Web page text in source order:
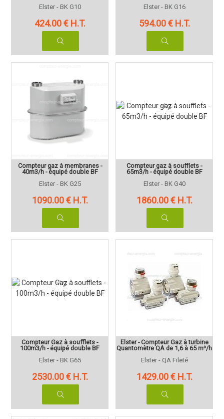
Elster - BK G10
424.00 € H.T.
Elster - BK G16
594.00 € H.T.
Compteur gaz à membranes -
40m3/h - équipé double BF
Elster - BK G25
1090.00 € H.T.
Compteur gaz à soufflets -
65m3/h - équipé double BF
Elster - BK G40
1860.00 € H.T.
Compteur Gaz à soufflets -
100m3/h - équipé double BF
Elster - BK G65
2530.00 € H.T.
Elster - Compteur Gaz à turbine
Quantomètre QA de 1,6 à 65 m³/h
Elster - QA Fileté
1429.00 € H.T.